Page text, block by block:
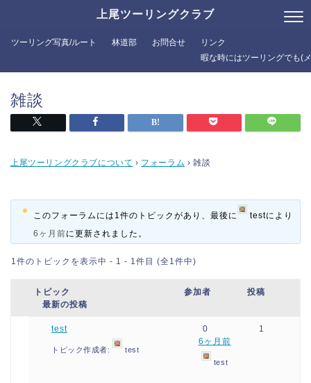
上尾ツーリングクラブ
ツーリング写真/ルート 林道部 お問合せ
リンク
暇な時にはツーリングでも(
雑談
上尾ツーリングクラブについて › フォーラム › 雑談
このフォーラムには1件のトピックがあり、最後に testにより
6ヶ月前に更新されました。
1件のトピックを表示中 - 1 - 1件目 (全1件中)
トピック 参加者
投稿
最新の投稿
test
トピック作成者: test
0
1
6ヶ月前
test